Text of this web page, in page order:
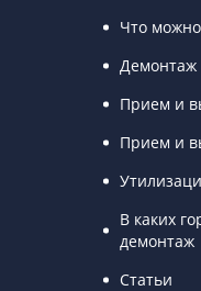
Что
Демонтаж
Прием и
Прием и
В каких
демонтаж
Статьи